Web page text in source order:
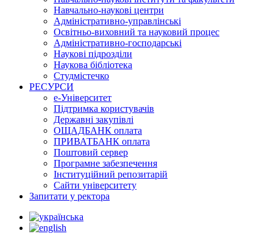
Навчально-наукові центри
Адміністративно-управлінські
Освітньо-виховний та науковий процес
Адміністративно-господарські
Наукові підрозділи
Наукова бібліотека
Студмістечко
РЕСУРСИ
е-Університет
Підтримка користувачів
Державні закупівлі
ОЩАДБАНК оплата
ПРИВАТБАНК оплата
Поштовий сервер
Програмне забезпечення
Інституційний репозитарій
Сайти університету
Запитати у ректора